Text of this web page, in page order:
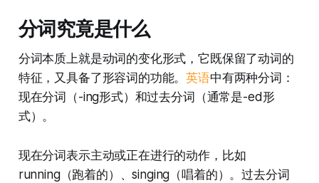
分词究竟是什么
分词本质上就是动词的变化形式，它既保留了动词的
特征，又具备了形容词的功能。英语中有两种分词：
现在分词（-ing形式）和过去分词（通常是-ed形
式）。
现在分词表示主动或正在进行的动作，比如
running（跑着的）、singing（唱着的）。过去分词